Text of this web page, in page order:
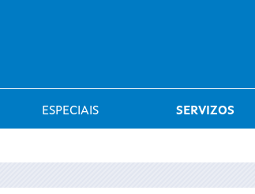
ESPECIAIS SERVIZOS